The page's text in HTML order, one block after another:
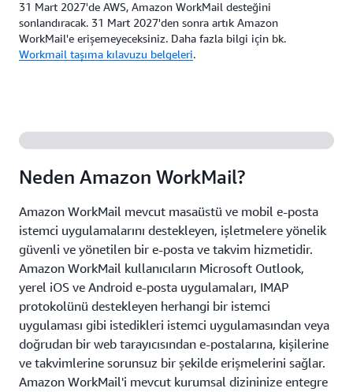
31 Mart 2027'de AWS, Amazon WorkMail desteğini
sonlandıracak. 31 Mart 2027'den sonra artık Amazon
WorkMail'e erişemeyeceksiniz. Daha fazla bilgi için bk.
Workmail taşıma kılavuzu belgeleri.
Neden Amazon WorkMail?
Amazon WorkMail mevcut masaüstü ve mobil e-posta
istemci uygulamalarını destekleyen, işletmelere yönelik
güvenli ve yönetilen bir e-posta ve takvim hizmetidir.
Amazon WorkMail kullanıcıların Microsoft Outlook,
yerel iOS ve Android e-posta uygulamaları, IMAP
protokolünü destekleyen herhangi bir istemci
uygulaması gibi istedikleri istemci uygulamasından veya
doğrudan bir web tarayıcısından e-postalarına, kişilerine
ve takvimlerine sorunsuz bir şekilde erişmelerini sağlar.
Amazon WorkMail'i mevcut kurumsal dizininize entegre